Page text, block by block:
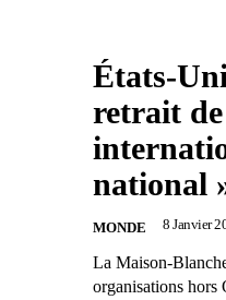
États-
retrait
national
MONDE 8 Janvier
La Maison-
organisations hors